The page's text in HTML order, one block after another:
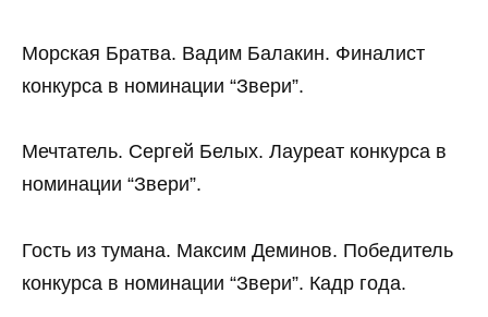
Морская Братва. Вадим Балакин. Финалист
конкурса в номинации “Звери”.
Мечтатель. Сергей Белых. Лауреат конкурса в
номинации “Звери”.
Гость из тумана. Максим Деминов. Победитель
конкурса в номинации “Звери”. Кадр года.